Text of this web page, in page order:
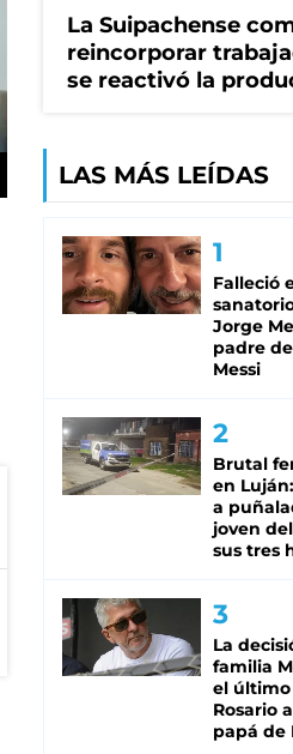
La Suipachense
reincorporar
se reactivó la
LAS MÁS LEÍDAS
Falleció
Jorge
padre
Messi
Brutal
en
a
joven
sus tres
La
familia
el último
Rosario
papá de